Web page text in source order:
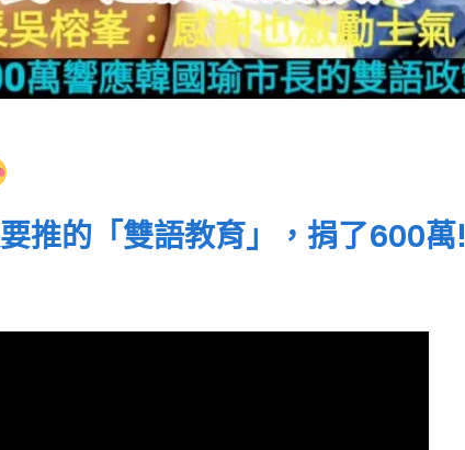
推的「雙語教育」，捐了600萬!